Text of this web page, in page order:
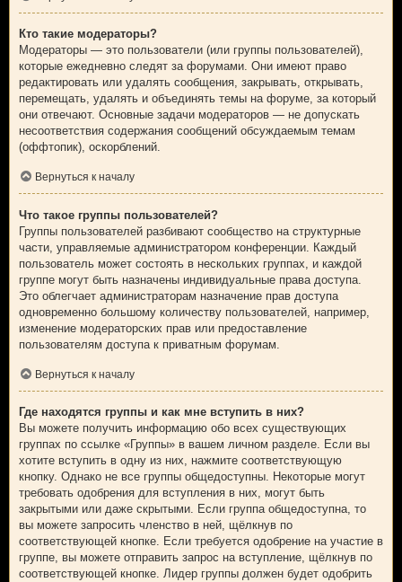
Кто такие модераторы?
Модераторы — это пользователи (или группы пользователей),
которые ежедневно следят за форумами. Они имеют право
редактировать или удалять сообщения, закрывать, открывать,
перемещать, удалять и объединять темы на форуме, за который
они отвечают. Основные задачи модераторов — не допускать
несоответствия содержания сообщений обсуждаемым темам
(оффтопик), оскорблений.
Вернуться к началу
Что такое группы пользователей?
Группы пользователей разбивают сообщество на структурные
части, управляемые администратором конференции. Каждый
пользователь может состоять в нескольких группах, и каждой
группе могут быть назначены индивидуальные права доступа.
Это облегчает администраторам назначение прав доступа
одновременно большому количеству пользователей, например,
изменение модераторских прав или предоставление
пользователям доступа к приватным форумам.
Вернуться к началу
Где находятся группы и как мне вступить в них?
Вы можете получить информацию обо всех существующих
группах по ссылке «Группы» в вашем личном разделе. Если вы
хотите вступить в одну из них, нажмите соответствующую
кнопку. Однако не все группы общедоступны. Некоторые могут
требовать одобрения для вступления в них, могут быть
закрытыми или даже скрытыми. Если группа общедоступна, то
вы можете запросить членство в ней, щёлкнув по
соответствующей кнопке. Если требуется одобрение на участие в
группе, вы можете отправить запрос на вступление, щёлкнув по
соответствующей кнопке. Лидер группы должен будет одобрить